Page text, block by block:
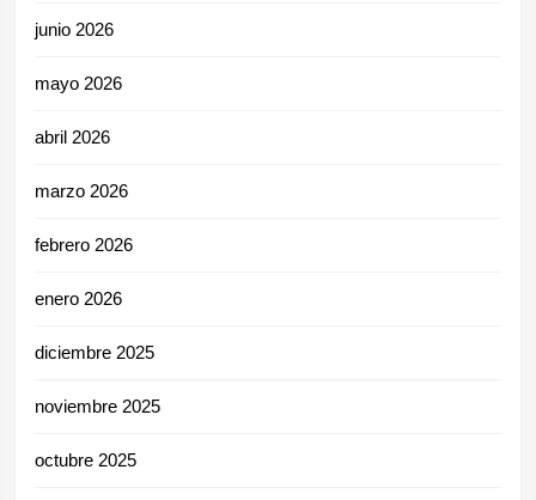
junio 2026
mayo 2026
abril 2026
marzo 2026
febrero 2026
enero 2026
diciembre 2025
noviembre 2025
octubre 2025